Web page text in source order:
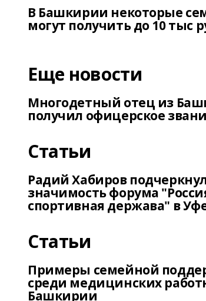
В Башкирии некоторые
могут получить до 10 тыс
Еще новости
Многодетный отец из
получил офицерское
Статьи
Радий Хабиров
значимость форума
спортивная держава" в
Статьи
Примеры семейной
среди медицинских
Башкирии